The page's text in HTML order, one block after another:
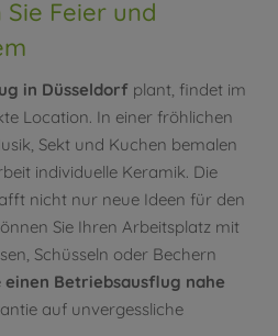
Feier und
in Düsseldorf plant, findet im
Location. In einer fröhlichen
Sekt und Kuchen bemalen
individuelle Keramik. Die
nicht nur neue Ideen für den
Sie Ihren Arbeitsplatz mit
Schüsseln oder Bechern
einen Betriebsausflug nahe
auf unvergessliche